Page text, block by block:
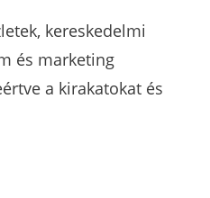
kereskedelmi
és marketing
a kirakatokat és